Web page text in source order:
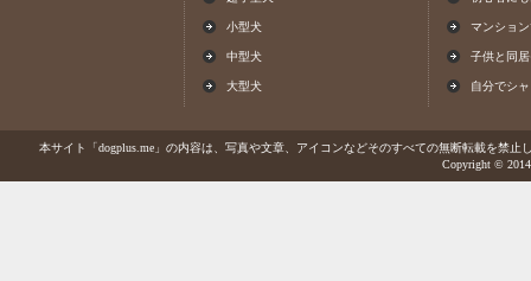
小型犬
中型犬
大型犬
マンショ
子供と同
自分でシ
本サイト「dogplus.me」の内容は、写真や文章、アイコンなどそのすべての無断転載を禁
Copyright ©